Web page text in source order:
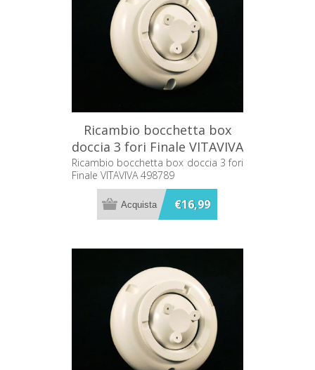
Ricambio bocchetta box
doccia 3 fori Finale VITAVIVA
498789
Ricambio bocchetta box doccia 3 fori
Finale VITAVIVA 498789
€16,99